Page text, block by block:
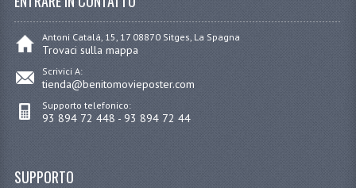
Antoni Catalá, 15, 17 08870 Sitges, La Spagna
Trovaci sulla mappa
Scrivici A:
tienda@benitomovieposter.com
Supporto telefonico:
93 894 72 448 - 93 894 72 44
SUPPORTO